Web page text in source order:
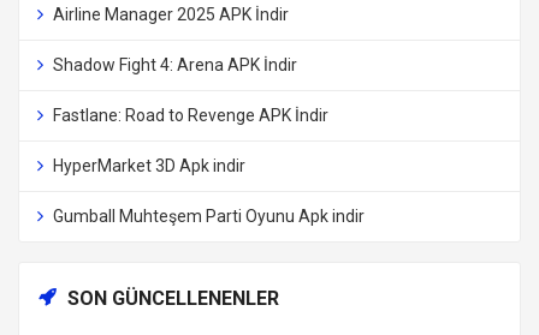
Airline Manager 2025 APK İndir
Shadow Fight 4: Arena APK İndir
Fastlane: Road to Revenge APK İndir
HyperMarket 3D Apk indir
Gumball Muhteşem Parti Oyunu Apk indir
SON GÜNCELLENENLER